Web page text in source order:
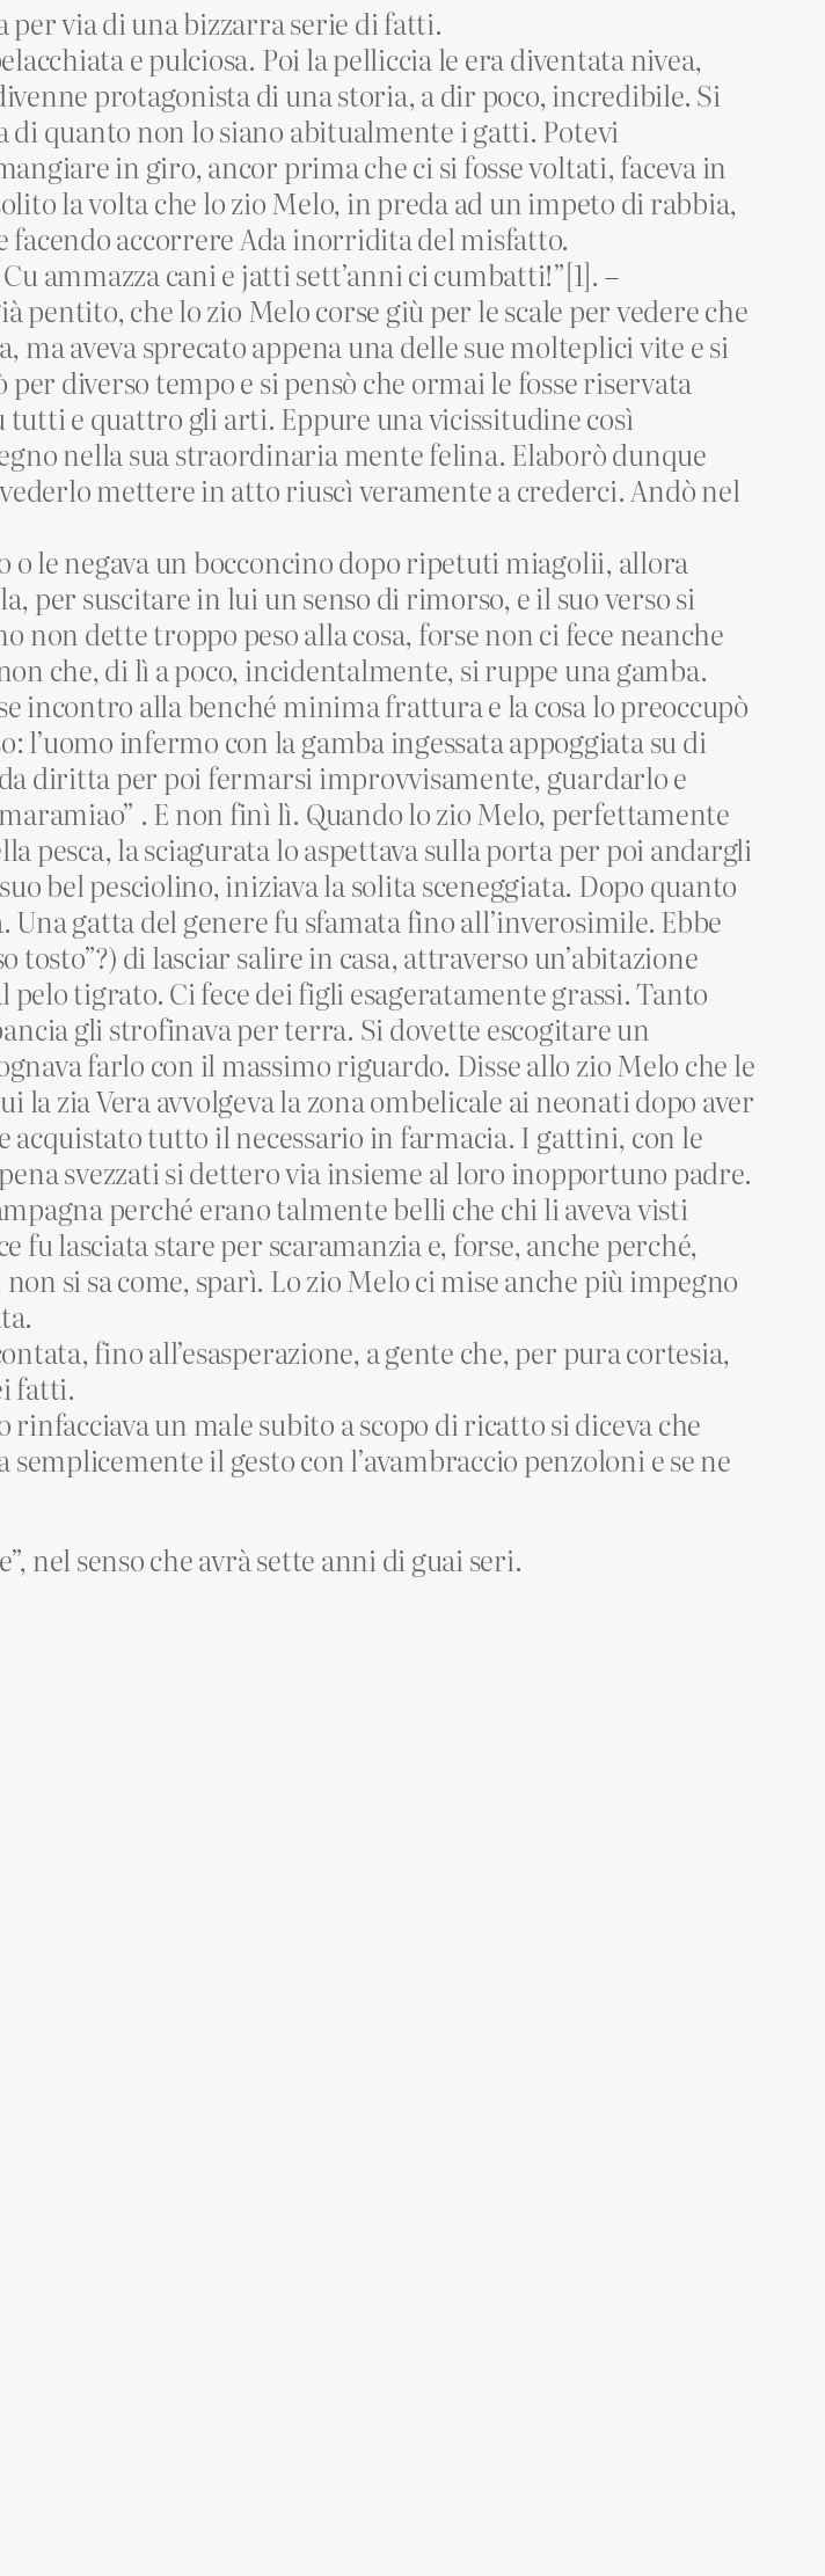
per via di una bizzarra serie di fatti.
e pulciosa. Poi la pelliccia le era diventata nivea,
protagonista di una storia, a dir poco, incredibile. Si
quanto non lo siano abitualmente i gatti. Potevi
in giro, ancor prima che ci si fosse voltati, faceva in
la volta che lo zio Melo, in preda ad un impeto di rabbia,
facendo accorrere Ada inorridita del misfatto.
ammazza cani e jatti sett’anni ci cumbatti!”[1]. –
pentito, che lo zio Melo corse giù per le scale per vedere che
aveva sprecato appena una delle sue molteplici vite e si
diverso tempo e si pensò che ormai le fosse riservata
e quattro gli arti. Eppure una vicissitudine così
nella sua straordinaria mente felina. Elaborò dunque
mettere in atto riuscì veramente a crederci. Andò nel
o le negava un bocconcino dopo ripetuti miagolii, allora
per suscitare in lui un senso di rimorso, e il suo verso si
dette troppo peso alla cosa, forse non ci fece neanche
che, di lì a poco, incidentalmente, si ruppe una gamba.
incontro alla benché minima frattura e la cosa lo preoccupò
infermo con la gamba ingessata appoggiata su di
diritta per poi fermarsi improvvisamente, guardarlo e
. E non finì lì. Quando lo zio Melo, perfettamente
pesca, la sciagurata lo aspettava sulla porta per poi andargli
bel pesciolino, iniziava la solita sceneggiata. Dopo quanto
gatta del genere fu sfamata fino all’inverosimile. Ebbe
tosto”?) di lasciar salire in casa, attraverso un’abitazione
tigrato. Ci fece dei figli esageratamente grassi. Tanto
gli strofinava per terra. Si dovette escogitare un
farlo con il massimo riguardo. Disse allo zio Melo che le
la zia Vera avvolgeva la zona ombelicale ai neonati dopo aver
acquistato tutto il necessario in farmacia. I gattini, con le
svezzati si dettero via insieme al loro inopportuno padre.
perché erano talmente belli che chi li aveva visti
fu lasciata stare per scaramanzia e, forse, anche perché,
si sa come, sparì. Lo zio Melo ci mise anche più impegno
fino all’esasperazione, a gente che, per pura cortesia,
fatti.
un male subito a scopo di ricatto si diceva che
il gesto con l’avambraccio penzoloni e se ne
nel senso che avrà sette anni di guai seri.